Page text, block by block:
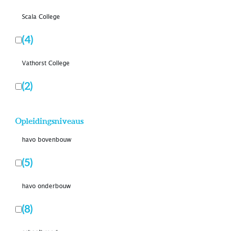
Scala College
(4)
Vathorst College
(2)
Opleidingsniveaus
havo bovenbouw
(5)
havo onderbouw
(8)